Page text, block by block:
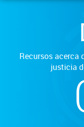
Recursos acerca
justicia